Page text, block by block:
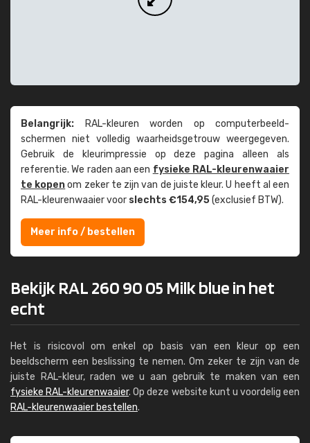
Belangrijk: RAL-kleuren worden op computer­beeld­
schermen niet volledig waarheids­­getrouw weer­gegeven.
Gebruik de kleur­impressie op deze pagina alleen als
referentie. We raden aan een fysieke RAL-kleuren­waaier
te kopenom zeker te zijn van de juiste kleur. U heeft al een
RAL-kleuren­waaier voor slechts €154,95(exclusief BTW).
Meer info / bestellen
Bekijk RAL 260 90 05 Milk blue in het
echt
Het is risicovol om enkel op basis van een kleur op een
beeldscherm een beslissing te nemen. Om zeker te zijn van de
juiste RAL-kleur, raden we u aan gebruik te maken van een
fysieke RAL-kleurenwaaier. Op deze website kunt u voordelig een
RAL-kleurenwaaier bestellen.